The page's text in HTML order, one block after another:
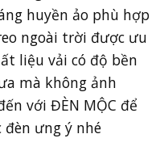
huyền ảo phù hợp
ngoài trời được ưu
liệu vải có độ bền
mà không ảnh
với ĐÈN MỘC để
ưng ý nhé